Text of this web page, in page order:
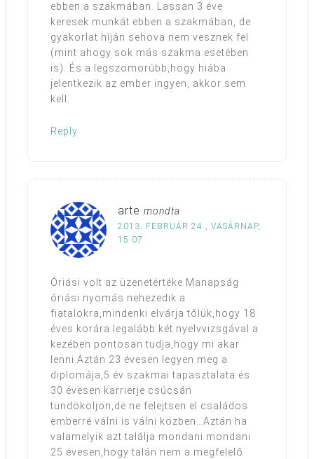
ebben a szakmában. Lassan 3 éve
keresek munkát ebben a szakmában, de
gyakorlat híján sehova nem vesznek fel
(mint ahogy sok más szakma esetében
is). És a legszomorúbb,hogy hiába
jelentkezik az ember ingyen, akkor sem
kell.
Reply
arte mondta
2013. FEBRUÁR 24., VASÁRNAP,
15:07
Óriási volt az üzenetértéke.Manapság
óriási nyomás nehezedik a
fiatalokra,mindenki elvárja tőlük,hogy 18
éves korára legalább két nyelvvizsgával a
kezében pontosan tudja,hogy mi akar
lenni.Aztán 23 évesen legyen meg a
diplomája,5 év szakmai tapasztalata és
30 évesen karrierje csúcsán
tündököljön,de ne felejtsen el családos
emberré válni is válni közben…Aztán ha
valamelyik azt találja mondani mondani
25 évesen,hogy talán nem a megfelelő